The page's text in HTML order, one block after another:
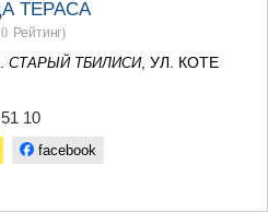
ТЕРАСА
Рейтинг)
СТАРЫЙ ТБИЛИСИ, УЛ. КОТЕ
10
facebook